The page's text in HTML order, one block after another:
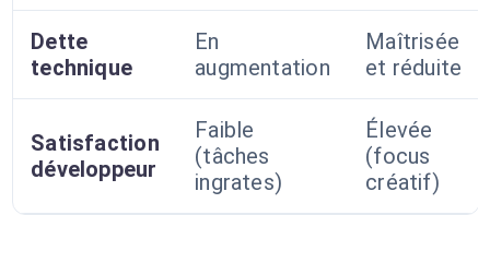
Dette
technique
En
augmentation
Maîtrisée
et réduite
Satisfaction
développeur
Faible
(tâches
ingrates)
Élevée
(focus
créatif)